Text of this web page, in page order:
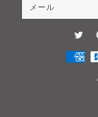
メール
Twitter